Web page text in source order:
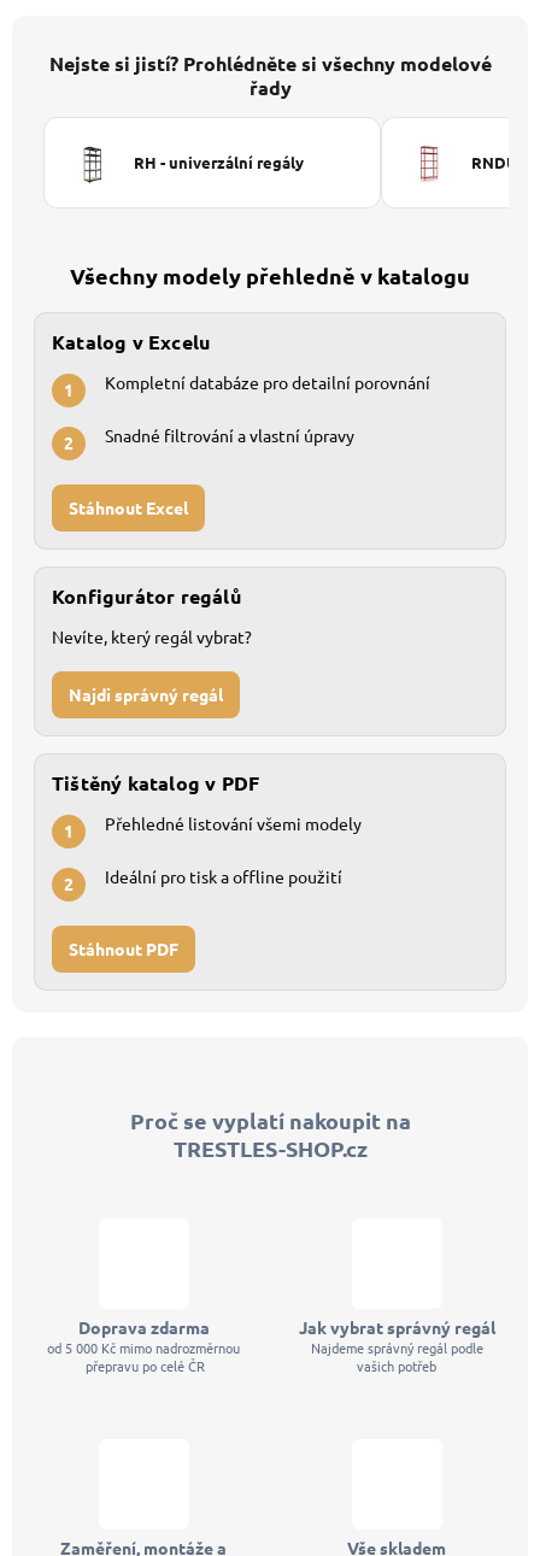
Nejste si jistí? Prohlédněte si všechny modelové
řady
RH - univerzální regály RNDU-
Všechny modely přehledně v katalogu
Katalog v Excelu
1 Kompletní databáze pro detailní porovnání
2 Snadné filtrování a vlastní úpravy
Stáhnout Excel
Konfigurátor regálů
Nevíte, který regál vybrat?
Najdi správný regál
Tištěný katalog v PDF
1 Přehledné listování všemi modely
2 Ideální pro tisk a offline použití
Stáhnout PDF
Proč se vyplatí nakoupit na
TRESTLES-SHOP.cz
Doprava zdarma
od 5 000 Kč mimo nadrozměrnou
přepravu po celé ČR
Jak vybrat správný regál
Najdeme správný regál podle
vašich potřeb
Zaměření, montáže a
Vše skladem